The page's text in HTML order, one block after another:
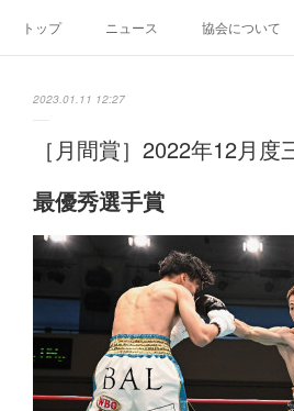
トップ ニュース 協会について
2023.01.11 12:27
［月間賞］2022年12月度
最優秀選手賞